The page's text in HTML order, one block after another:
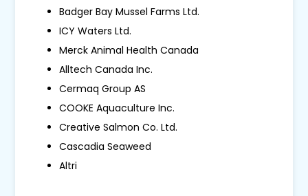
Badger Bay Mussel Farms Ltd.
ICY Waters Ltd.
Merck Animal Health Canada
Alltech Canada Inc.
Cermaq Group AS
COOKE Aquaculture Inc.
Creative Salmon Co. Ltd.
Cascadia Seaweed
Altri